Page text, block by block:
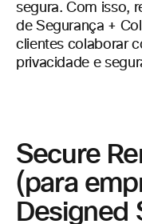
segura. Com isso,
de Segurança +
clientes colaborar
privacidade e
Secure
(para
Designed